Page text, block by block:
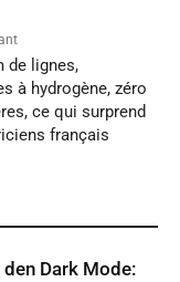
de lignes,
à hydrogène, zéro
ce qui surprend
français
Dark Mode: